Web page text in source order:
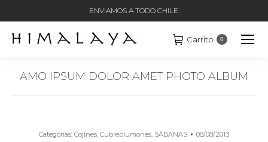
ENVIAMOS A TODO CHILE.
Carrito 0
AMO IPSUM DOLOR AMET PHOTO ALBUM
Categorías: Cojines, Cubreplumones, SÁBANAS 08/08/2013